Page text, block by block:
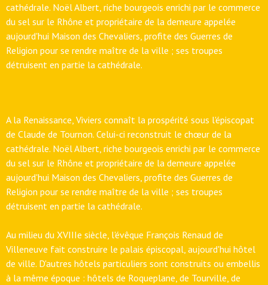
cathédrale. Noël Albert, riche bourgeois enrichi par le commerce
du sel sur le Rhône et propriétaire de la demeure appelée
aujourd'hui Maison des Chevaliers, profite des Guerres de
Religion pour se rendre maître de la ville ; ses troupes
détruisent en partie la cathédrale.
A la Renaissance, Viviers connaît la prospérité sous l'épiscopat
de Claude de Tournon. Celui-ci reconstruit le chœur de la
cathédrale. Noël Albert, riche bourgeois enrichi par le commerce
du sel sur le Rhône et propriétaire de la demeure appelée
aujourd'hui Maison des Chevaliers, profite des Guerres de
Religion pour se rendre maître de la ville ; ses troupes
détruisent en partie la cathédrale.
Au milieu du XVIIIe siècle, l'évêque François Renaud de
Villeneuve fait construire le palais épiscopal, aujourd'hui hôtel
de ville. D'autres hôtels particuliers sont construits ou embellis
à la même époque : hôtels de Roqueplane, de Tourville, de